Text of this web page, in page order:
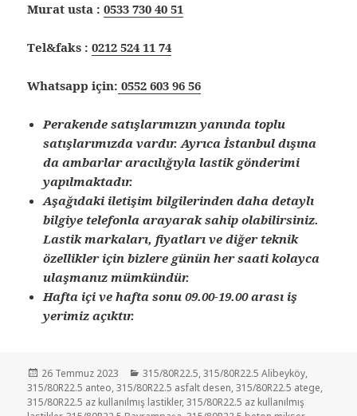
Murat usta :0533 730 40 51
Tel&faks :0212 524 11 74
Whatsapp için: 0552 603 96 56
Perakende satışlarımızın yanında toplu
satışlarımızda vardır. Ayrıca İstanbul dışına
da ambarlar aracılığıyla lastik gönderimi
yapılmaktadır.
Aşağıdaki iletişim bilgilerinden daha detaylı
bilgiye telefonla arayarak sahip olabilirsiniz.
Lastik markaları, fiyatları ve diğer teknik
özellikler için bizlere günün her saati kolayca
ulaşmanız mümkündür.
Hafta içi ve hafta sonu 09.00-19.00 arası iş
yerimiz açıktır.
Yayın
tarihi
26 Temmuz 2023 Kategoriler
315/80R22.5,315/80R22.5 Alibeyköy,
315/80R22.5 anteo,315/80R22.5 asfalt desen,315/80R22.5 atege,
315/80R22.5 az kullanılmış lastikler,315/80R22.5 az kullanılmış